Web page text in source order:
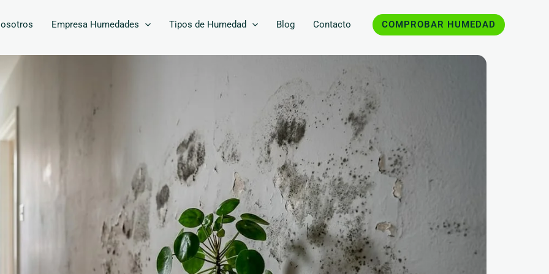
Empresa Humedades Tipos de Humedad Blog Contacto COMPROBAR HUMEDAD